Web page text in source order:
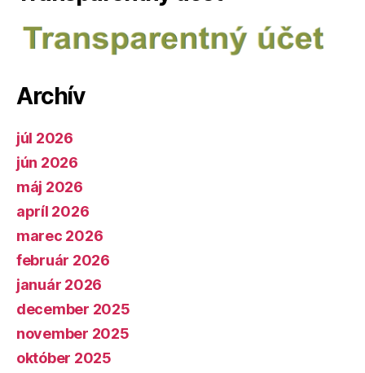
Archív
júl 2026
jún 2026
máj 2026
apríl 2026
marec 2026
február 2026
január 2026
december 2025
november 2025
október 2025